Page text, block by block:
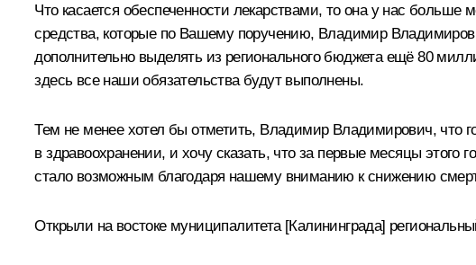
Что касается обеспеченности лекарствами, то она у нас
средства, которые по Вашему поручению, Владимир
дополнительно выделять из регионального бюджета ещё 80
здесь все наши обязательства будут выполнены.
Тем не менее хотел бы отметить, Владимир Владимирович, что
в здравоохранении, и хочу сказать, что за первые месяцы
стало возможным благодаря нашему вниманию к снижению
Открыли на востоке муниципалитета [Калининграда]